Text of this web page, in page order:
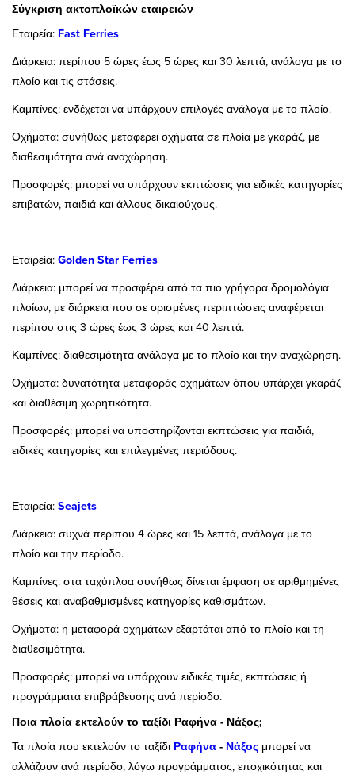
Σύγκριση ακτοπλοϊκών εταιρειών
Εταιρεία: Fast Ferries
Διάρκεια: περίπου 5 ώρες έως 5 ώρες και 30 λεπτά, ανάλογα με το
πλοίο και τις στάσεις.
Καμπίνες: ενδέχεται να υπάρχουν επιλογές ανάλογα με το πλοίο.
Οχήματα: συνήθως μεταφέρει οχήματα σε πλοία με γκαράζ, με
διαθεσιμότητα ανά αναχώρηση.
Προσφορές: μπορεί να υπάρχουν εκπτώσεις για ειδικές κατηγορίες
επιβατών, παιδιά και άλλους δικαιούχους.
Εταιρεία: Golden Star Ferries
Διάρκεια: μπορεί να προσφέρει από τα πιο γρήγορα δρομολόγια
πλοίων, με διάρκεια που σε ορισμένες περιπτώσεις αναφέρεται
περίπου στις 3 ώρες έως 3 ώρες και 40 λεπτά.
Καμπίνες: διαθεσιμότητα ανάλογα με το πλοίο και την αναχώρηση.
Οχήματα: δυνατότητα μεταφοράς οχημάτων όπου υπάρχει γκαράζ
και διαθέσιμη χωρητικότητα.
Προσφορές: μπορεί να υποστηρίζονται εκπτώσεις για παιδιά,
ειδικές κατηγορίες και επιλεγμένες περιόδους.
Εταιρεία: Seajets
Διάρκεια: συχνά περίπου 4 ώρες και 15 λεπτά, ανάλογα με το
πλοίο και την περίοδο.
Καμπίνες: στα ταχύπλοα συνήθως δίνεται έμφαση σε αριθμημένες
θέσεις και αναβαθμισμένες κατηγορίες καθισμάτων.
Οχήματα: η μεταφορά οχημάτων εξαρτάται από το πλοίο και τη
διαθεσιμότητα.
Προσφορές: μπορεί να υπάρχουν ειδικές τιμές, εκπτώσεις ή
προγράμματα επιβράβευσης ανά περίοδο.
Ποια πλοία εκτελούν το ταξίδι Ραφήνα - Νάξος;
Τα πλοία που εκτελούν το ταξίδι Ραφήνα - Νάξος μπορεί να
αλλάζουν ανά περίοδο, λόγω προγράμματος, εποχικότητας και